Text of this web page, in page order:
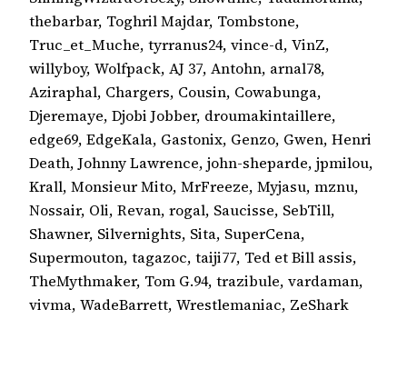
thebarbar, Toghril Majdar, Tombstone,
Truc_et_Muche, tyrranus24, vince-d, VinZ,
willyboy, Wolfpack, AJ 37, Antohn, arnal78,
Aziraphal, Chargers, Cousin, Cowabunga,
Djeremaye, Djobi Jobber, droumakintaillere,
edge69, EdgeKala, Gastonix, Genzo, Gwen, Henri
Death, Johnny Lawrence, john-sheparde, jpmilou,
Krall, Monsieur Mito, MrFreeze, Myjasu, mznu,
Nossair, Oli, Revan, rogal, Saucisse, SebTill,
Shawner, Silvernights, Sita, SuperCena,
Supermouton, tagazoc, taiji77, Ted et Bill assis,
TheMythmaker, Tom G.94, trazibule, vardaman,
vivma, WadeBarrett, Wrestlemaniac, ZeShark